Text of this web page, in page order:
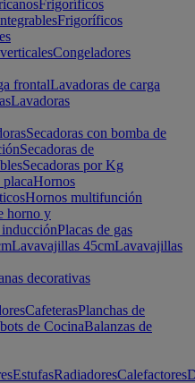
Frigoríficos
Frigoríficos
Congeladores
frontalLavadoras de carga
Lavadoras
Secadoras con bomba de
Secadoras de
Secadoras por Kg
Hornos
Hornos multifunción
horno y
inducciónPlacas de gas
Lavavajillas 45cmLavavajillas
decorativas
CafeterasPlanchas de
de CocinaBalanzas de
EstufasRadiadoresCalefactores